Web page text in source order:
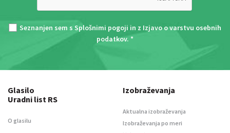
Seznanjen sem s Splošnimi pogoji in z Izjavo o varstvu osebnih
podatkov. *
Glasilo
Uradni list RS
O glasilu
Izobraževanja
Aktualna izobraževanja
Izobraževanja po meri